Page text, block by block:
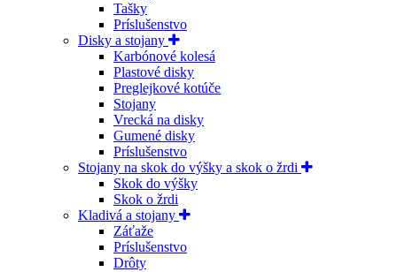
Tašky
Príslušenstvo
Disky a stojany
Karbónové kolesá
Plastové disky
Preglejkové kotúče
Stojany
Vrecká na disky
Gumené disky
Príslušenstvo
Stojany na skok do výšky a skok o žrdi
Skok do výšky
Skok o žrdi
Kladivá a stojany
Záťaže
Príslušenstvo
Drôty